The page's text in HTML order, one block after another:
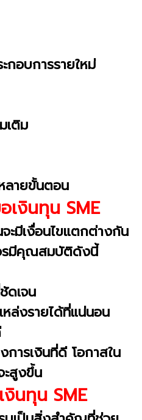
กอบการรายใหม่
เติม
ลายขั้นตอน
งินทุน SME
ะมีเงื่อนไขแตกต่างกัน
รมีคุณสมบัติดังนี้
ดเจน
ล่งรายได้ที่แน่นอน
ารเงินที่ดี โอกาสใน
ะสูงขึ้น
งินทุน SME